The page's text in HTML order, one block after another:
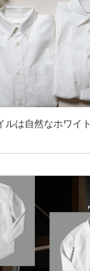
ルは自然なホワイト